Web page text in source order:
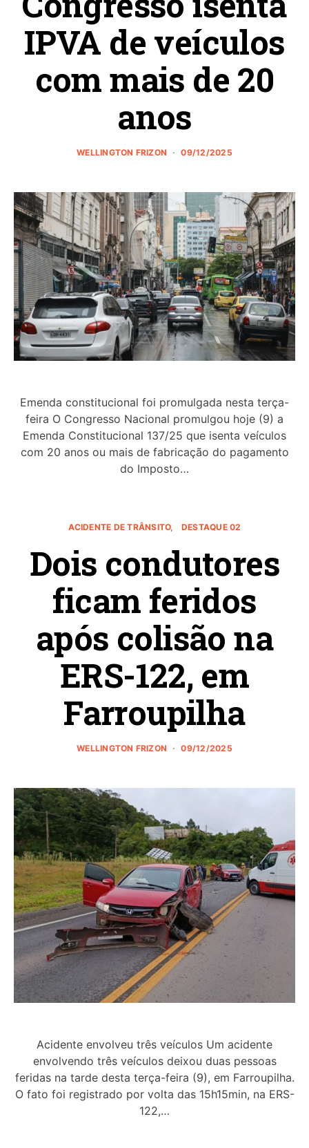
IPVA de veículos
com mais de 20
anos
WELLINGTON FRIZON 09/12/2025
Emenda constitucional foi promulgada nesta terça-
feira O Congresso Nacional promulgou hoje (9) a
Emenda Constitucional 137/25 que isenta veículos
com 20 anos ou mais de fabricação do pagamento
do Imposto…
ACIDENTE DE TRÂNSITO DESTAQUE 02
Dois condutores
ficam feridos
após colisão na
ERS-122, em
Farroupilha
WELLINGTON FRIZON 09/12/2025
Acidente envolveu três veículos Um acidente
envolvendo três veículos deixou duas pessoas
feridas na tarde desta terça-feira (9), em Farroupilha.
O fato foi registrado por volta das 15h15min, na ERS-
122,…